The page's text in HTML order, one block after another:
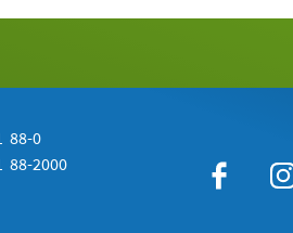
88-0
88-2000